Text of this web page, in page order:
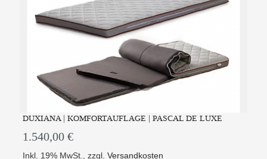
DUXIANA | KOMFORTAUFLAGE | PASCAL DE LUXE
1.540,00 €
Inkl. 19% MwSt. ,zzgl.Versandkosten